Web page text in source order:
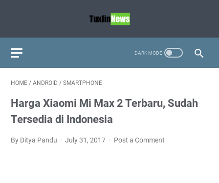
HOME / ANDROID / SMARTPHONE
Harga Xiaomi Mi Max 2 Terbaru, Sudah
Tersedia di Indonesia
By Ditya Pandu July 31, 2017 Post a Comment